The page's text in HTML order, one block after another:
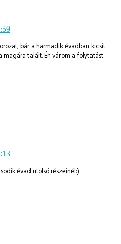
bár a harmadik évadban kicsit
talált. Én várom a folytatást.
évad utolsó részeinél:)